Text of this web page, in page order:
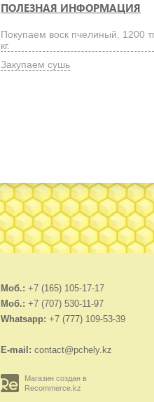
ПОЛЕЗНАЯ ИНФОРМАЦИЯ
Покупаем воск пчелиный. 1200
кг.
Закупаем сушь
Моб.: +7 (165) 105-17-17
Моб.: +7 (707) 530-11-97
Whatsapp: +7 (777) 109-53-39
E-mail: contact@pchely.kz
Магазин создан в
Recommerce.kz